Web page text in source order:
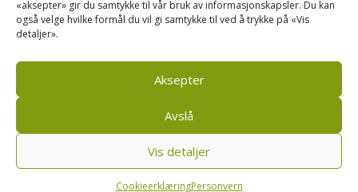
«aksepter» gir du samtykke til vår bruk av informasjonskapsler. Du kan
også velge hvilke formål du vil gi samtykke til ved å trykke på «Vis
detaljer».
Aksepter
Avslå
Vis detaljer
CookieerklæringPersonvern
Kusignal
Bondevennen SA, Pb 208, sentrum, 4001 Stavanger
Personvern og cookies regler